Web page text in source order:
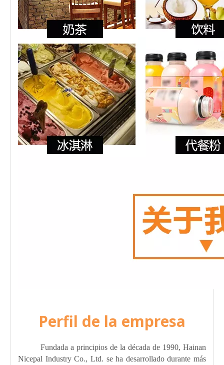
Perfil de la empresa
Fundada a principios de la década de 1990, Hainan
Nicepal Industry Co., Ltd. se ha desarrollado durante más